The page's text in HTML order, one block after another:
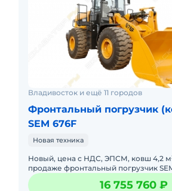
Владивосток и ещё 11 городов
Фронтальный погрузчик
SEM 676F
Новая техника
Новый, цена с НДС, ЭПСМ, ковш 4,2
продаже фронтальный погрузчик
грузоподъемностью 7 тонн.
Высокопроизводительный ковш
16 755 760 ₽